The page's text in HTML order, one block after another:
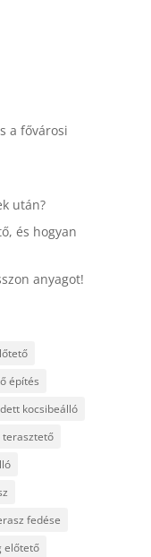
a fővárosi
után?
és hogyan
anyagot!
építés
kocsibeálló
fedése
előtető